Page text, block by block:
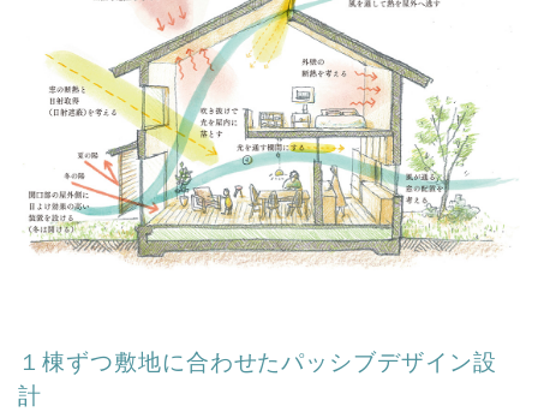
１棟ずつ敷地に合わせたパッシブデザイン設
計